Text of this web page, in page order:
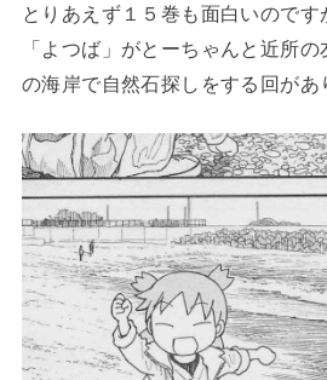
とりあえず１５巻も面白いので
「よつば」がとーちゃんと近所
の海岸で自然石探しをする回があ